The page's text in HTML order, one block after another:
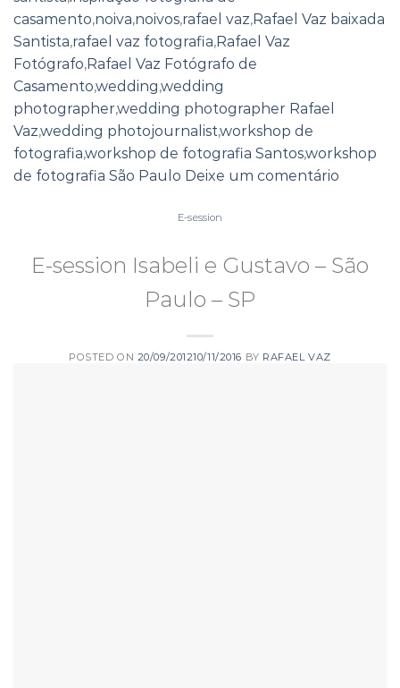
casamento,noiva,noivos,rafael vaz,Rafael Vaz baixada
Santista,rafael vaz fotografia,Rafael Vaz
Fotógrafo,Rafael Vaz Fotógrafo de
Casamento,wedding,wedding
photographer,wedding photographer Rafael
Vaz,wedding photojournalist,workshop de
fotografia,workshop de fotografia Santos,workshop
de fotografia São Paulo Deixe um comentário
E-session
E-session Isabeli e Gustavo – São
Paulo – SP
POSTED ON 20/09/201210/11/2016 BY RAFAEL VAZ